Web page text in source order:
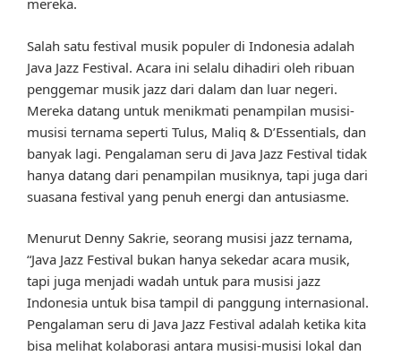
mereka.
Salah satu festival musik populer di Indonesia adalah
Java Jazz Festival. Acara ini selalu dihadiri oleh ribuan
penggemar musik jazz dari dalam dan luar negeri.
Mereka datang untuk menikmati penampilan musisi-
musisi ternama seperti Tulus, Maliq & D’Essentials, dan
banyak lagi. Pengalaman seru di Java Jazz Festival tidak
hanya datang dari penampilan musiknya, tapi juga dari
suasana festival yang penuh energi dan antusiasme.
Menurut Denny Sakrie, seorang musisi jazz ternama,
“Java Jazz Festival bukan hanya sekedar acara musik,
tapi juga menjadi wadah untuk para musisi jazz
Indonesia untuk bisa tampil di panggung internasional.
Pengalaman seru di Java Jazz Festival adalah ketika kita
bisa melihat kolaborasi antara musisi-musisi lokal dan